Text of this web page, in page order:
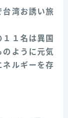
台湾お誘い旅
１名は異国
ように元気
ルギーを存